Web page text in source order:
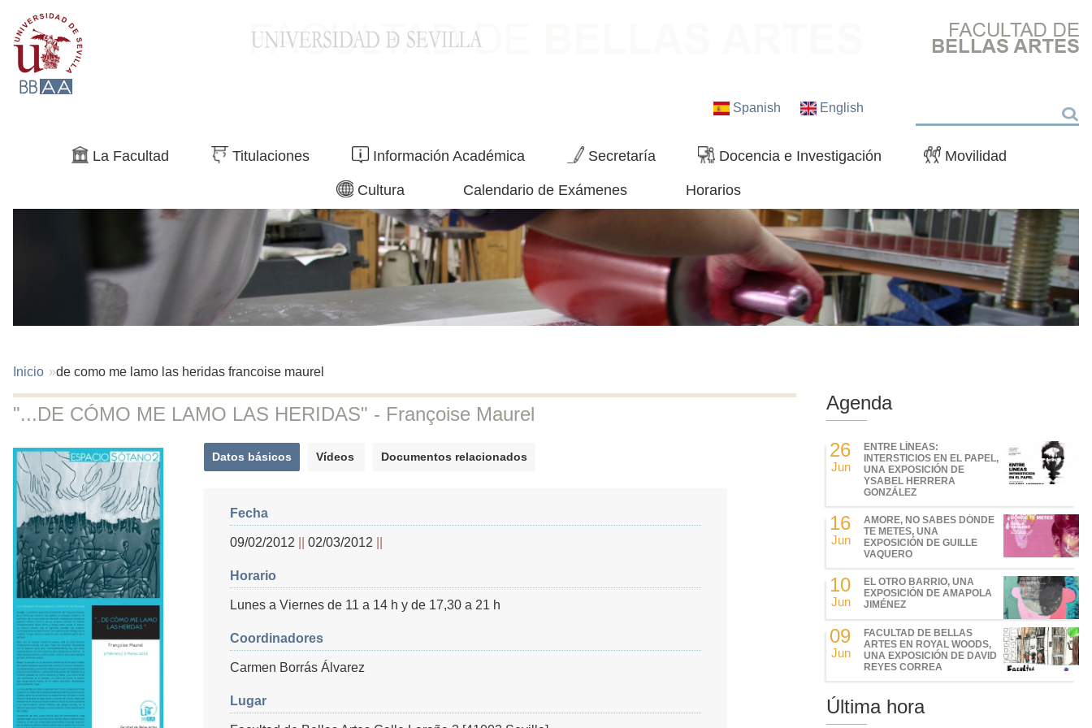
Spanish English
Buscar La Facultad Titulaciones Información Académica Secretaría Docencia e Investigación
Movilidad
Cultura
Calendario de Exámenes Horarios
You
here:
Inicio de como me lamo las heridas francoise maurel
"...DE CÓMO ME LAMO LAS HERIDAS" - Françoise Maurel
Datos básicos
(solapa
Vídeos Documentos relacionados
Fecha
09/02/2012 02/03/2012
Horario
Lunes a Viernes de 11 a 14 h y de 17,30 a 21 h
Coordinadores
Carmen Borrás Álvarez
Lugar
Agenda
26
Jun
ENTRE LÍNEAS:
INTERSTICIOS EN EL PAPEL,
UNA EXPOSICIÓN DE
YSABEL HERRERA
GONZÁLEZ
16
Jun
AMORE, NO SABES DÓNDE
TE METES, UNA
EXPOSICIÓN DE GUILLE
VAQUERO
10
Jun
EL OTRO BARRIO, UNA
EXPOSICIÓN DE AMAPOLA
JIMÉNEZ
09
Jun
FACULTAD DE BELLAS
ARTES EN ROYAL WOODS,
UNA EXPOSICIÓN DE DAVID
REYES CORREA
Última hora